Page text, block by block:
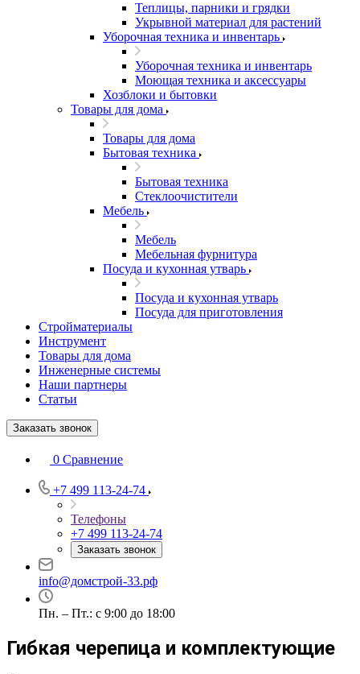
Теплицы, парники и грядки
Укрывной материал для растений
Уборочная техника и инвентарь
Уборочная техника и инвентарь
Моющая техника и аксессуары
Хозблоки и бытовки
Товары для дома
Товары для дома
Бытовая техника
Бытовая техника
Стеклоочистители
Мебель
Мебель
Мебельная фурнитура
Посуда и кухонная утварь
Посуда и кухонная утварь
Посуда для приготовления
Стройматериалы
Инструмент
Товары для дома
Инженерные системы
Наши партнеры
Статьи
Заказать звонок
0 Сравнение
+7 499 113-24-74
Телефоны
+7 499 113-24-74
Заказать звонок
info@домстрой-33.рф
Пн. – Пт.: с 9:00 до 18:00
Гибкая черепица и комплектующие